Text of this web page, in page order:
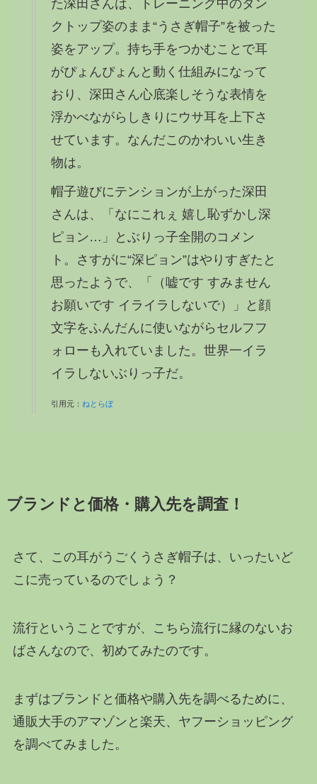
た深田さんは、トレーニング中のタン
クトップ姿のまま“うさぎ帽子”を被った
姿をアップ。持ち手をつかむことで耳
がぴょんぴょんと動く仕組みになって
おり、深田さん心底楽しそうな表情を
浮かべながらしきりにウサ耳を上下さ
せています。なんだこのかわいい生き
物は。
帽子遊びにテンションが上がった深田
さんは、「なにこれぇ 嬉し恥ずかし深
ピョン…」とぶりっ子全開のコメン
ト。さすがに“深ピョン”はやりすぎたと
思ったようで、「（嘘です すみません
お願いです イライラしないで）」と顔
文字をふんだんに使いながらセルフフ
ォローも入れていました。世界一イラ
イラしないぶりっ子だ。
引用元： ねとらぼ
ブランドと価格・購入先を調査！
さて、この耳がうごくうさぎ帽子は、いったいど
こに売っているのでしょう？
流行ということですが、こちら流行に縁のないお
ばさんなので、初めてみたのです。
まずはブランドと価格や購入先を調べるために、
通販大手のアマゾンと楽天、ヤフーショッピング
を調べてみました。